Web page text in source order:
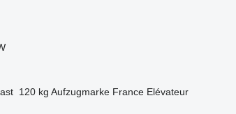
120 kg Aufzugmarke France Elévateur